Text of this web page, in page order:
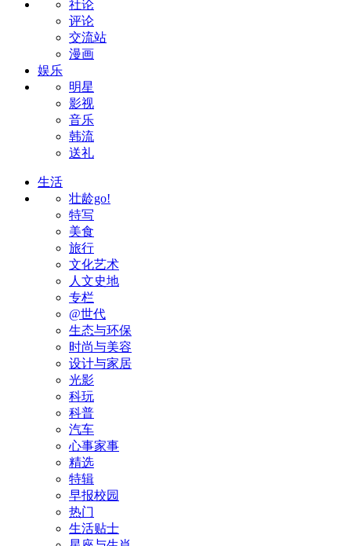
社论
评论
交流站
漫画
娱乐
明星
影视
音乐
韩流
送礼
生活
壮龄go!
特写
美食
旅行
文化艺术
人文史地
专栏
@世代
生态与环保
时尚与美容
设计与家居
光影
科玩
科普
汽车
心事家事
精选
特辑
早报校园
热门
生活贴士